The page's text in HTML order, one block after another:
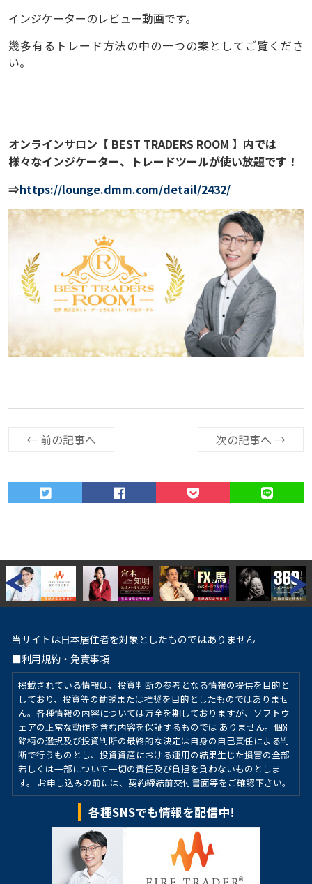
インジケーターのレビュー動画です。
幾多有るトレード方法の中の一つの案としてご覧くださ
い。
オンラインサロン【 BEST TRADERS ROOM 】内では
様々なインジケーター、トレードツールが使い放題です！
⇒https://lounge.dmm.com/detail/2432/
←前の記事へ 次の記事へ →
当サイトは日本居住者を対象としたものではありません
■利用規約・免責事項
掲載されている情報は、投資判断の参考となる情報の提供を目的と
しており、投資等の勧誘または推奨を目的としたものではありませ
ん。各種情報の内容については万全を期しておりますが、ソフトウ
ェアの正常な動作を含む内容を保証するものでは ありません。個別
銘柄の選択及び投資判断の最終的な決定は自身の自己責任による判
断で行うものとし、投資資産における運用の結果生じた損害の全部
若しくは一部について一切の責任及び負担を負わないものとしま
す。 お申し込みの前には、契約締結前交付書面等をご確認下さい。
各種SNSでも情報を配信中!